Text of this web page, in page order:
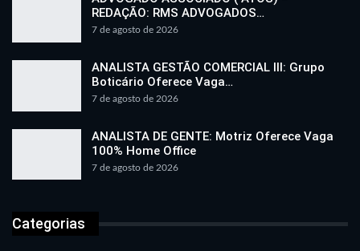
REDAÇÃO: RMS ADVOGADOS…
7 de agosto de 2026
ANALISTA GESTÃO COMERCIAL III: Grupo
Boticário Oferece Vaga…
7 de agosto de 2026
ANALISTA DE GENTE: Motriz Oferece Vaga
100% Home Office
7 de agosto de 2026
Categorias